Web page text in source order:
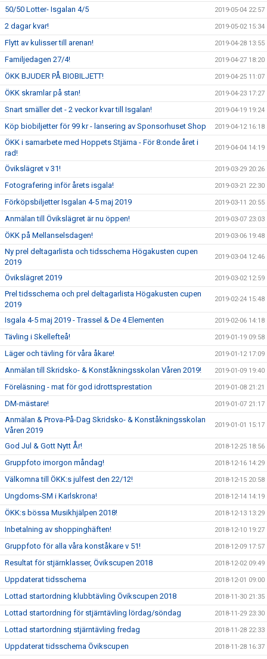
50/50 Lotter- Isgalan 4/5 2019-05-04 22:57
2 dagar kvar! 2019-05-02 15:34
Flytt av kulisser till arenan! 2019-04-28 13:55
Familjedagen 27/4! 2019-04-27 18:20
ÖKK BJUDER PÅ BIOBILJETT! 2019-04-25 11:07
ÖKK skramlar på stan! 2019-04-23 17:27
Snart smäller det - 2 veckor kvar till Isgalan! 2019-04-19 19:24
Köp biobiljetter för 99 kr - lansering av Sponsorhuset Shop 2019-04-12 16:18
ÖKK i samarbete med Hoppets Stjärna - För 8:onde året i
rad!
2019-04-04 14:19
Övikslägret v 31! 2019-03-29 20:26
Fotografering inför årets isgala! 2019-03-21 22:30
Förköpsbiljetter Isgalan 4-5 maj 2019 2019-03-11 20:55
Anmälan till Övikslägret är nu öppen! 2019-03-07 23:03
ÖKK på Mellanselsdagen! 2019-03-06 19:48
Ny prel deltagarlista och tidsschema Högakusten cupen
2019
2019-03-04 12:46
Övikslägret 2019 2019-03-02 12:59
Prel tidsschema och prel deltagarlista Högakusten cupen
2019
2019-02-24 15:48
Isgala 4-5 maj 2019 - Trassel & De 4 Elementen 2019-02-06 14:18
Tävling i Skellefteå! 2019-01-19 09:58
Läger och tävling för våra åkare! 2019-01-12 17:09
Anmälan till Skridsko- & Konståkningsskolan Våren 2019! 2019-01-09 19:40
Föreläsning - mat för god idrottsprestation 2019-01-08 21:21
DM-mästare! 2019-01-07 21:17
Anmälan & Prova-På-Dag Skridsko- & Konståkningsskolan
Våren 2019
2019-01-01 15:17
God Jul & Gott Nytt År! 2018-12-25 18:56
Gruppfoto imorgon måndag! 2018-12-16 14:29
Välkomna till ÖKK:s julfest den 22/12! 2018-12-15 20:58
Ungdoms-SM i Karlskrona! 2018-12-14 14:19
ÖKK:s bössa Musikhjälpen 2018! 2018-12-13 13:29
Inbetalning av shoppinghäften! 2018-12-10 19:27
Gruppfoto för alla våra konståkare v 51! 2018-12-09 17:57
Resultat för stjärnklasser, Övikscupen 2018 2018-12-02 09:49
Uppdaterat tidsschema 2018-12-01 09:00
Lottad startordning klubbtävling Övikscupen 2018 2018-11-30 21:35
Lottad startordning för stjärntävling lördag/söndag 2018-11-29 23:30
Lottad startordning stjärntävling fredag 2018-11-28 22:33
Uppdaterat tidsschema Övikscupen 2018-11-28 16:37